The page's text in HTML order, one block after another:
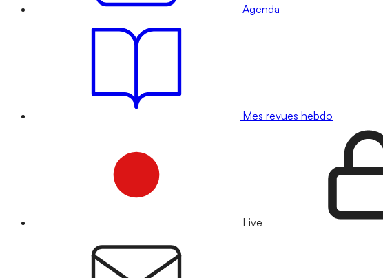
Agenda
Mes revues hebdo
Live